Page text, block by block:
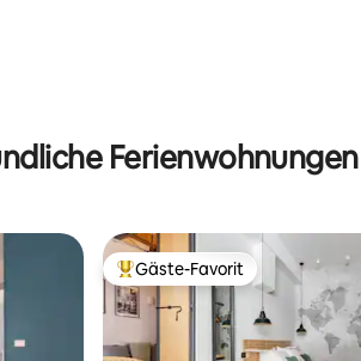
Ferienwohnungen
Beliebter Gäste-Favorit.
Gäste-Favorit